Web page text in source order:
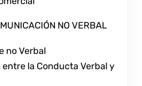
NO VERBAL
no Verbal
entre la Conducta Verbal y